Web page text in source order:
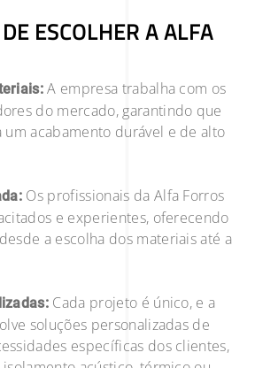
ESCOLHER A ALFA
A empresa trabalha com os
do mercado, garantindo que
acabamento durável e de alto
Os profissionais da Alfa Forros
e experientes, oferecendo
a escolha dos materiais até a
Cada projeto é único, e a
soluções personalizadas de
específicas dos clientes,